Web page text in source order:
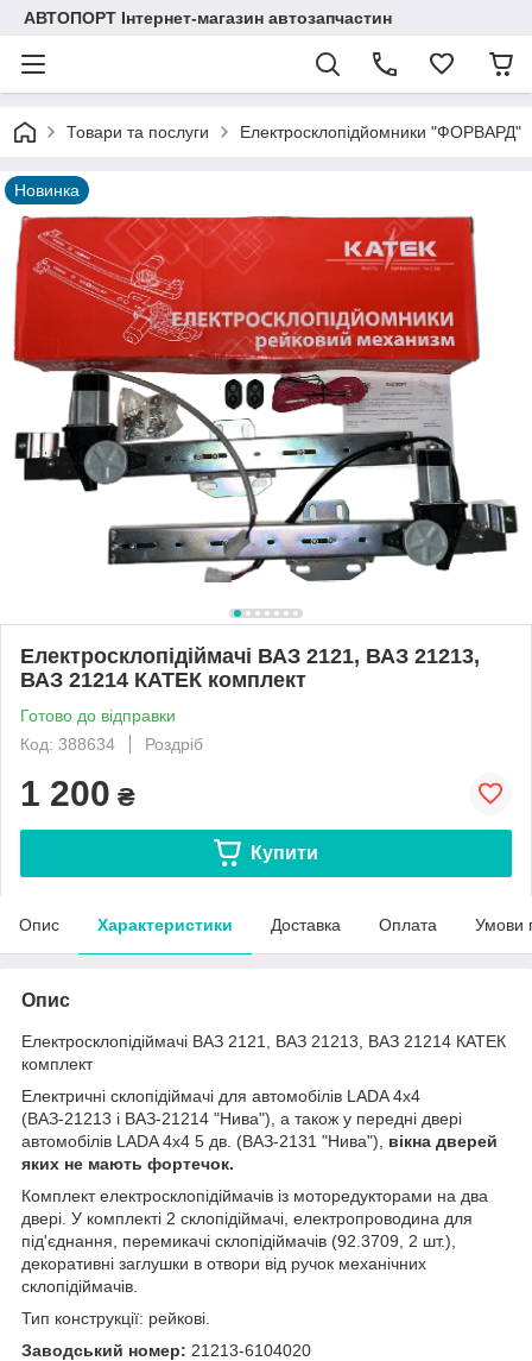
АВТОПОРТ Інтернет-магазин автозапчастин
Товари та послуги Електросклопідйомники "ФОРВАРД"
Новинка
Електросклопідіймачі ВАЗ 2121, ВАЗ 21213,
ВАЗ 21214 КАТЕК комплект
Готово до відправки
Код: 388634
Роздріб
1 200 ₴
Купити
Опис Характеристики Доставка Оплата Умови
Опис
Електросклопідіймачі ВАЗ 2121, ВАЗ 21213, ВАЗ 21214 КАТЕК
комплект
Електричні склопідіймачі для автомобілів LADA 4x4
(ВАЗ-21213 і ВАЗ-21214 "Нива"), а також у передні двері
автомобілів LADA 4x4 5 дв. (ВАЗ-2131 "Нива"), вікна дверей
яких не мають фортечок.
Комплект електросклопідіймачів із моторедукторами на два
двері. У комплекті 2 склопідіймачі, електропроводина для
під'єднання, перемикачі склопідіймачів (92.3709, 2 шт.),
декоративні заглушки в отвори від ручок механічних
склопідіймачів.
Тип конструкції: рейкові.
Заводський номер: 21213-6104020